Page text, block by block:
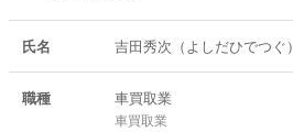
氏名 吉田秀次（よしだひでつぐ）
職種 車買取業
車買取業